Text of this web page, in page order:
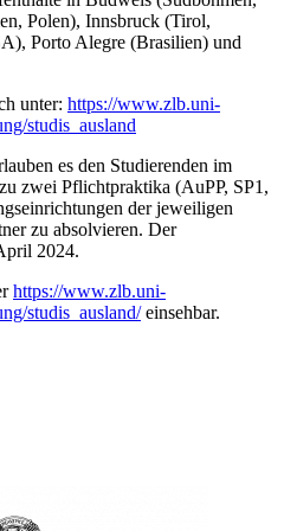
Polen), Innsbruck (Tirol,
Porto Alegre (Brasilien) und
unter: https://www.zlb.uni-
studis_ausland
es den Studierenden im
zwei Pflichtpraktika (AuPP, SP1,
der jeweiligen
zu absolvieren. Der
2024.
https://www.zlb.uni-
studis_ausland/einsehbar.